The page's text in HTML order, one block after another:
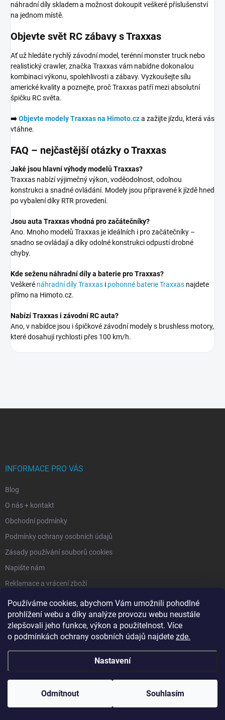
Používáme cookies, abychom Vám umožnili pohodlné
prohlížení webu a díky analýze provozu webu neustále
zlepšovali jeho funkce, výkon a použitelnost. Více
o podmínkách ochrany osobních údajů najdete zde.
Nastavení
Odmítnout Souhlasím
náhradní díly skladem a možnost dokoupit veškeré příslušenství
na jednom místě.
Objevte svět RC zábavy s Traxxas
Ať už hledáte rychlý závodní model, terénní monster truck nebo
realistický crawler, značka Traxxas vám nabídne dokonalou
kombinaci výkonu, spolehlivosti a zábavy. Vyzkoušejte sílu
americké kvality a poznejte, proč Traxxas patří mezi absolutní
špičku RC světa.
➡️Objevte modely Traxxas na Himoto.cza zažijte jízdu, která vás
vtáhne.
FAQ – nejčastější otázky o Traxxas
Jaké jsou hlavní výhody modelů Traxxas?
Traxxas nabízí výjimečný výkon, voděodolnost, odolnou
konstrukci a snadné ovládání. Modely jsou připravené k jízdě hned
po vybalení díky RTR provedení.
Jsou auta Traxxas vhodná pro začátečníky?
Ano. Mnoho modelů Traxxas je ideálních i pro začátečníky –
snadno se ovládají a díky odolné konstrukci odpustí drobné
chyby.
Kde seženu náhradní díly a baterie pro Traxxas?
Veškeré náhradní díly Traxxas i pohonné baterie Traxxas najdete
přímo na Himoto.cz.
Nabízí Traxxas i závodní RC auta?
Ano, v nabídce jsou i špičkové závodní modely s brushless motory,
které dosahují rychlosti přes 100 km/h.
INFORMACE PRO VÁS
Blog
O nás + kontakt
Obchodní podmínky
Podmínky ochrany osobních údajů
Zásady používání souborů cookies
Napište nám
Reklamace a vrácení zboží
FACEBOOK
KONTAKT
606 293 863